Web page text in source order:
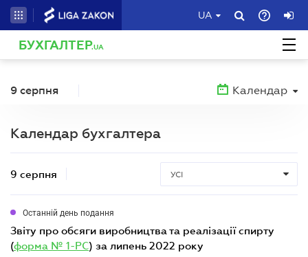
UA
БУХГАЛТЕР.UA
9 серпня Календар
Календар бухгалтера
9 серпня УСІ
Останній день подання
звіту про обсяги виробництва та реалізації спирту
(форма № 1-РС) за липень 2022 року